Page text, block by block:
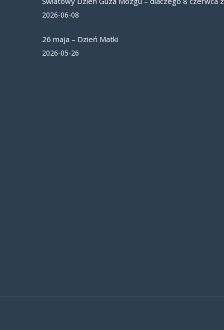
2026-06-08
26 maja – Dzień Matki
2026-05-26